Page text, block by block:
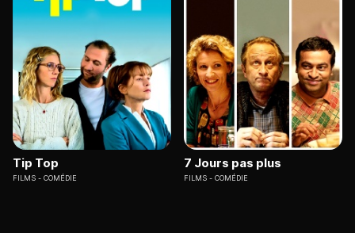
Tip Top
FILMS COMÉDIE
7 Jours pas plus
FILMS COMÉDIE